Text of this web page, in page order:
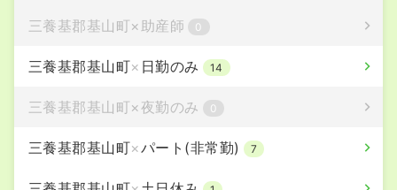
三養基郡基山町× 助産師 0
三養基郡基山町× 日勤のみ 14
三養基郡基山町× 夜勤のみ 0
三養基郡基山町×パート(非常勤) 7